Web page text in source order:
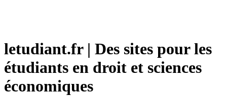
letudiant.fr | Des sites pour les
étudiants en droit et sciences
économiques